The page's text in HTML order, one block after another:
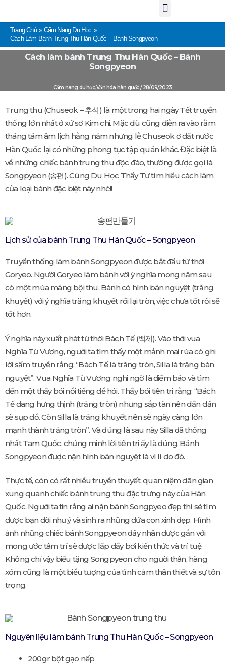
nội
dung
Menu
Trang Chủ
Cẩm Nang Du Học
Cách Làm Bánh Trung Thu Hàn Quốc – Bánh Songpyeon
Cách làm bánh Trung Thu Hàn Quốc – Bánh
Songpyeon
Cẩm nang du học,Văn hóa hàn quốc/28/09/2023
Trung thu (Chuseok – 추석) là một trong hai ngày Tết truyền
thống lớn nhất ở xứ sở Kim chi. Mặc dù cũng diễn ra vào rằm
tháng tám âm lịch hằng năm nhưng lễ Chuseok ở đất nước
Hàn Quốc lại có những phong tục tập quán khác. Đặc biệt là
về những chiếc bánh trung thu độc đáo, thường được gọi là
Songpyeon (송편). Cùng Du Học Thầy Tư tìm hiểu cách làm
của loại bánh đặc biệt này nhé!!
Lịch sử của bánh Trung Thu Hàn Quốc – Songpyeon
Truyền thống làm bánh Songpyeon được bắt đầu từ thời
Goryeo. Người Goryeo làm bánh với ý nghĩa mong năm sau
có một mùa màng bội thu. Bánh có hình bán nguyệt (trăng
khuyết) với ý nghĩa trăng khuyết rồi lại tròn, việc chưa tốt rồi sẽ
tốt hơn.
Ý nghĩa này xuất phát từ thời Bách Tế (백제). Vào thời vua
Nghĩa Từ Vương, người ta tìm thấy một mảnh mai rùa có ghi
lời sấm truyền rằng: “Bách Tế là trăng tròn, Silla là trăng bán
nguyệt”. Vua Nghĩa Từ Vương nghi ngờ là điềm báo và tìm
đến một thầy bói nổi tiếng để hỏi. Thầy bói tiên tri rằng: “Bách
Tế đang hưng thịnh (trăng tròn) nhưng sắp tàn nên dần dần
sẽ sụp đổ. Còn Silla là trăng khuyết nên sẽ ngày càng lớn
mạnh thành trăng tròn”. Và đúng là sau này Silla đã thống
nhất Tam Quốc, chứng minh lời tiên tri ấy là đúng. Bánh
Songpyeon được nặn hình bán nguyệt là vì lí do đó.
Thực tế, còn có rất nhiều truyền thuyết, quan niệm dân gian
xung quanh chiếc bánh trung thu đặc trưng này của Hàn
Quốc. Người ta tin rằng ai nặn bánh Songpyeo đẹp thì sẽ tìm
được bạn đời như ý và sinh ra những đứa con xinh đẹp. Hình
ảnh những chiếc bánh Songpyeon đầy nhân được gắn với
mong ước tâm trí sẽ được lấp đầy bởi kiến thức và trí tuệ.
Không chỉ vậy biếu tặng Songpyeon cho người thân, hàng
xóm cũng là một biểu tượng của tình cảm thân thiết và sự tôn
trọng.
Nguyên liệu làm bánh Trung Thu Hàn Quốc – Songpyeon
200gr bột gạo nếp